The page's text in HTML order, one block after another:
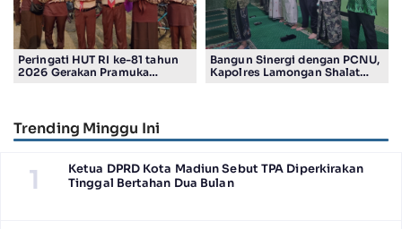
Peringati HUT RI ke-81 tahun
2026 Gerakan Pramuka
Bangun Sinergi dengan PCNU,
Kapolres Lamongan Shalat
Trending Minggu Ini
1
Ketua DPRD Kota Madiun Sebut TPA Diperkirakan
Tinggal Bertahan Dua Bulan